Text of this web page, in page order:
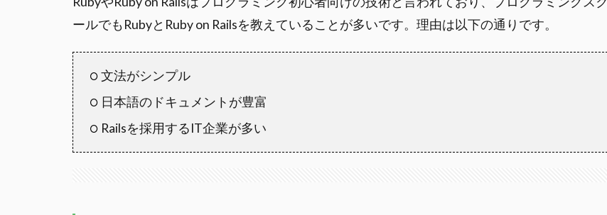
ールでもRubyとRuby on Railsを教えていることが多いです。理由は以下の通りです。
文法がシンプル
日本語のドキュメントが豊富
Railsを採用するIT企業が多い